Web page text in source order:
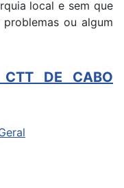
local e sem que
ou algum
DE CABO